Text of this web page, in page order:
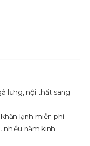
lưng, nội thất sang
lạnh miễn phí
nhiều năm kinh